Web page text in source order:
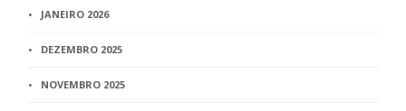
JANEIRO 2026
DEZEMBRO 2025
NOVEMBRO 2025